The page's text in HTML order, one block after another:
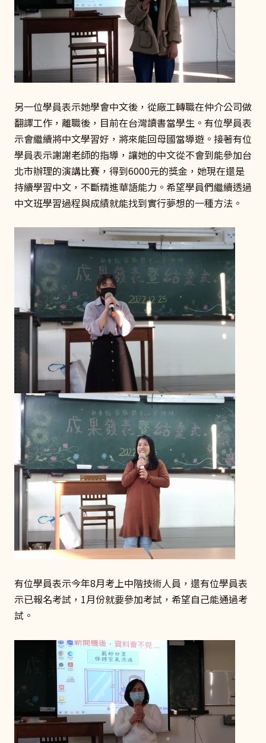
另一位學員表示她學會中文後，從廠工轉職在仲介公司做
翻譯工作，離職後，目前在台灣讀書當學生。有位學員表
示會繼續將中文學習好，將來能回母國當導遊。接著有位
學員表示謝謝老師的指導，讓她的中文從不會到能參加台
北市辦理的演講比賽，得到6000元的獎金，她現在還是
持續學習中文，不斷精進華語能力。希望學員們繼續透過
中文班學習過程與成績就能找到實行夢想的一種方法。
有位學員表示今年8月考上中階技術人員，還有位學員表
示已報名考試，1月份就要參加考試，希望自己能通過考
試。